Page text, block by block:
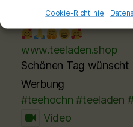
Cookie-Richtlinie
www.teeladen.shop
Schönen Tag wünscht
Werbung
#teehochn #teeladen
Video